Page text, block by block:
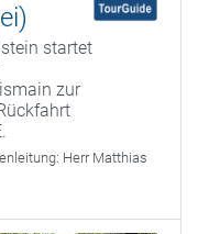
startet
zur
Herr Matthias